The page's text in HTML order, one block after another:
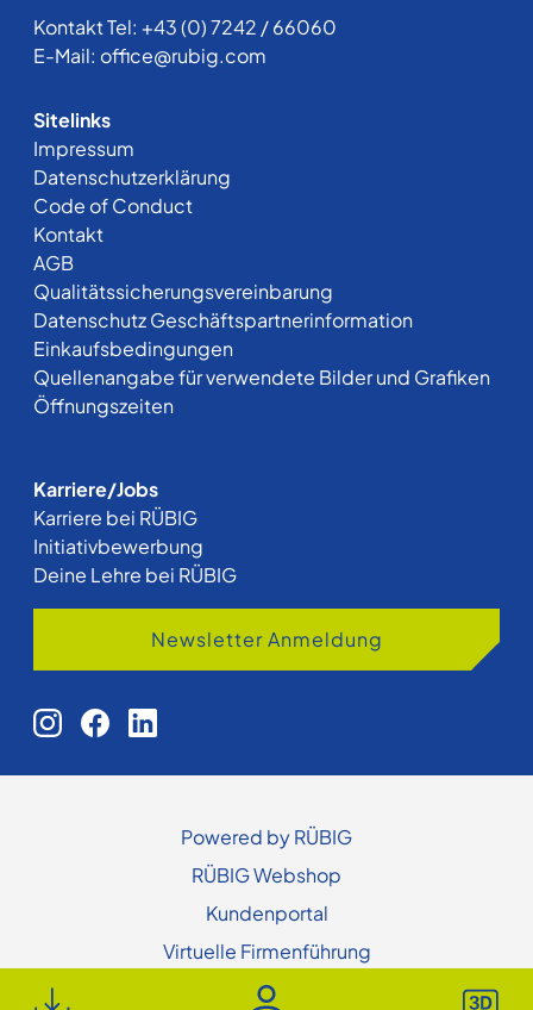
Kontakt Tel: +43 (0) 7242 / 66060
E-Mail: office@rubig.com
Sitelinks
Impressum
Datenschutzerklärung
Code of Conduct
Kontakt
AGB
Qualitätssicherungsvereinbarung
Datenschutz Geschäftspartnerinformation
Einkaufsbedingungen
Quellenangabe für verwendete Bilder und Grafiken
Öffnungszeiten
Karriere/Jobs
Karriere bei RÜBIG
Initiativbewerbung
Deine Lehre bei RÜBIG
Newsletter Anmeldung
Powered by RÜBIG
RÜBIG Webshop
Kundenportal
Virtuelle Firmenführung